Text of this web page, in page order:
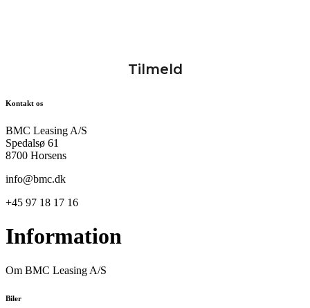
Kontakt os
BMC Leasing A/S
Spedalsø 61
8700 Horsens
info@bmc.dk
+45 97 18 17 16
Information
Om BMC Leasing A/S
Biler